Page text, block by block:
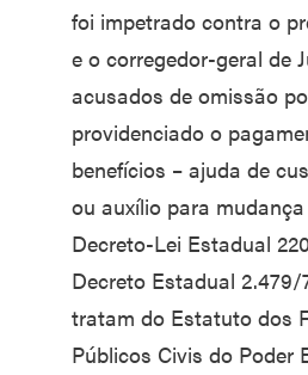
foi impetrado contra o
e o corregedor-geral de
acusados de omissão
providenciado o
benefícios – ajuda de
ou auxílio para
Decreto-Lei Estadual
Decreto Estadual 2.479/
tratam do Estatuto dos
Públicos Civis do Poder